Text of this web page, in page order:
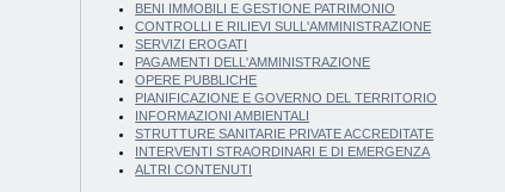
BENI IMMOBILI E GESTIONE PATRIMONIO
CONTROLLI E RILIEVI SULL'AMMINISTRAZIONE
SERVIZI EROGATI
PAGAMENTI DELL'AMMINISTRAZIONE
OPERE PUBBLICHE
PIANIFICAZIONE E GOVERNO DEL TERRITORIO
INFORMAZIONI AMBIENTALI
STRUTTURE SANITARIE PRIVATE ACCREDITATE
INTERVENTI STRAORDINARI E DI EMERGENZA
ALTRI CONTENUTI